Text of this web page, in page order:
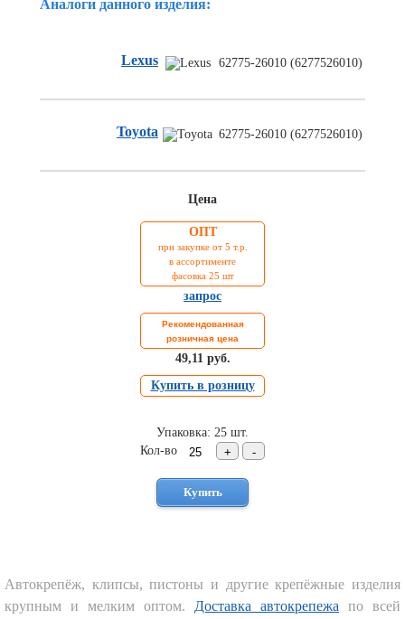
Торговое
Аналоги данного изделия:
Lexus 62775-26010 (6277526010)
Toyota 62775-26010 (6277526010)
Цена
ОПТ
при закупке от 5 т.р.
в ассортименте
фасовка 25 шт
запрос
Рекомендованная
розничная цена
49,11 руб.
Купить в розницу
Упаковка: 25 шт.
Кол-во
Автокрепёж, клипсы, пистоны и другие крепёжные изделия
крупным и мелким оптом. Доставка автокрепежа по всей